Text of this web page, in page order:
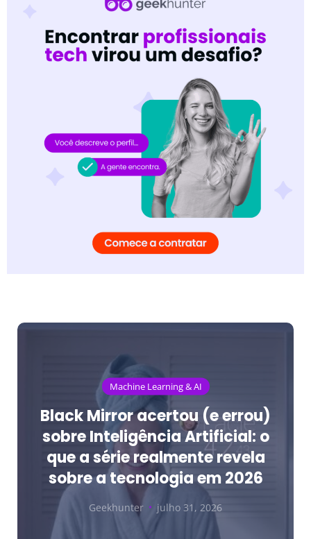
Machine Learning & AI
Black Mirror acertou (e errou)
sobre Inteligência Artificial: o
que a série realmente revela
sobre a tecnologia em 2026
Geekhunter julho 31, 2026